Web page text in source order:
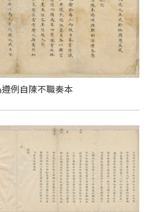
例自陳不職奏本